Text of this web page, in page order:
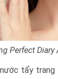
Perfect
nước tẩy